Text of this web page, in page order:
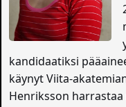
kandidaatiksi
käynyt Viita-
Henriksson